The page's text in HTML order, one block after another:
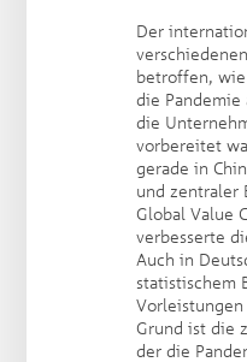
Der
betroffen, wie
die Pandemie
die
vorbereitet
gerade in
und zentraler
Global Value
verbesserte
Auch in
statistischem
Grund ist die
der die